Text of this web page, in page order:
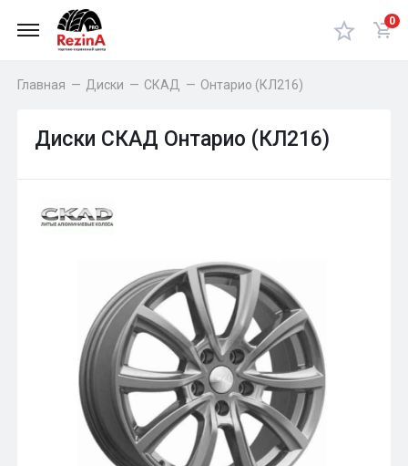
0
Главная — Диски — СКАД — Онтарио (КЛ216)
Диски СКАД Онтарио (КЛ216)